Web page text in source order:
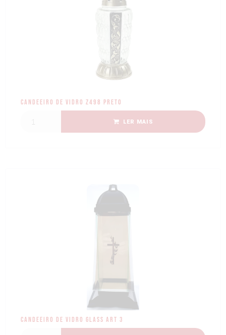
Candeeiro de Vidro Z498 preto
LER MAIS
Candeeiro de Vidro Glass Art 3